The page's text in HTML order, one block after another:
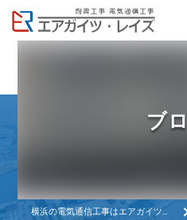
ブ
横浜の電気通信工事はエアガイツ・レイズ